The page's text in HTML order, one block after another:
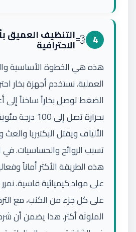
4
💨التنظيف العميق
الاحترافية
هذه هي الخطوة الأساسية
العملية. نستخدم أجهزة بخار
الضغط توصل بخاراً ساخناً إلى
بحرارة تصل إلى
الألياف ويقتل البكتيريا
تسبب الروائح والحساسيات. في
هذه الطريقة الأكثر أماناً
على مواد كيميائية قاسية.
على كل جزء من الكنب، مع
الملوثة أكثر. هذا يضمن أن